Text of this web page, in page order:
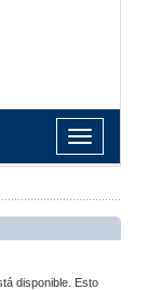
Toggle
navigation
disponible. Esto